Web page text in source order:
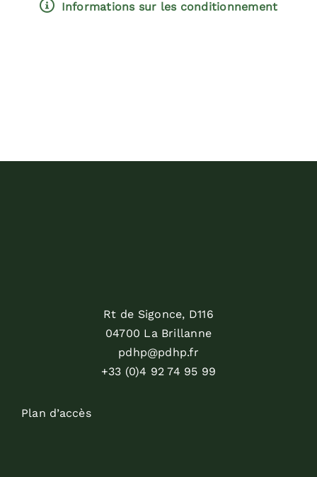
Informations sur les conditionnement
Rt de Sigonce, D116
04700 La Brillanne
pdhp@pdhp.fr
+33 (0)4 92 74 95 99
Plan d’accès